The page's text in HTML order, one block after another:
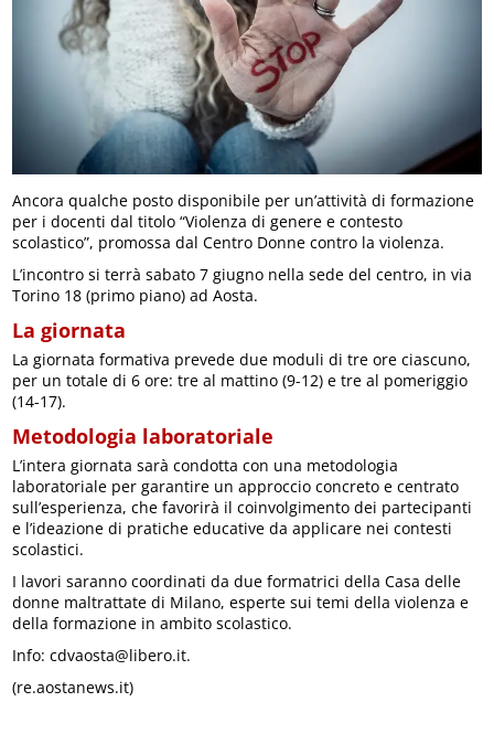
Ancora qualche posto disponibile per un’attività di formazione
per i docenti dal titolo “Violenza di genere e contesto
scolastico”, promossa dal Centro Donne contro la violenza.
L’incontro si terrà sabato 7 giugno nella sede del centro, in via
Torino 18 (primo piano) ad Aosta.
La giornata
La giornata formativa prevede due moduli di tre ore ciascuno,
per un totale di 6 ore: tre al mattino (9-12) e tre al pomeriggio
(14-17).
Metodologia laboratoriale
L’intera giornata sarà condotta con una metodologia
laboratoriale per garantire un approccio concreto e centrato
sull’esperienza, che favorirà il coinvolgimento dei partecipanti
e l’ideazione di pratiche educative da applicare nei contesti
scolastici.
I lavori saranno coordinati da due formatrici della Casa delle
donne maltrattate di Milano, esperte sui temi della violenza e
della formazione in ambito scolastico.
Info: cdvaosta@libero.it.
(re.aostanews.it)